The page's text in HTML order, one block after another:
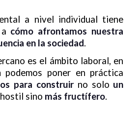
a nivel individual tiene
cómo afrontamos nuestra
en la sociedad.
es el ámbito laboral, en
podemos poner en práctica
para construir no solo un
sino más fructífero.